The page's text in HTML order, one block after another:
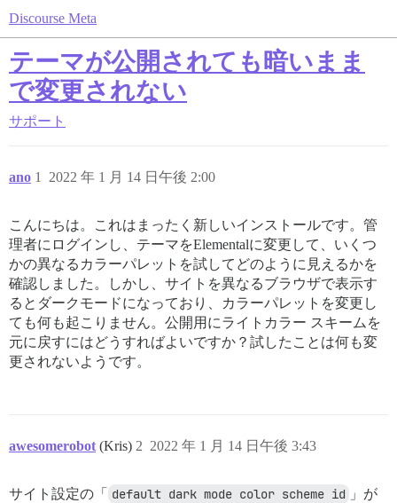
Discourse Meta
テーマが公開されても暗いまま
で変更されない
サポート
ano 2022 年 1 月 14 日午後 2:00
1
こんにちは。これはまったく新しいインストールです。管
理者にログインし、テーマをElementalに変更して、いくつ
かの異なるカラーパレットを試してどのように見えるかを
確認しました。しかし、サイトを異なるブラウザで表示す
るとダークモードになっており、カラーパレットを変更し
ても何も起こりません。公開用にライトカラー スキームを
元に戻すにはどうすればよいですか？試したことは何も変
更されないようです。
awesomerobot (Kris) 2022 年 1 月 14 日午後 3:43
2
サイト設定の「 default dark mode color scheme id
」が